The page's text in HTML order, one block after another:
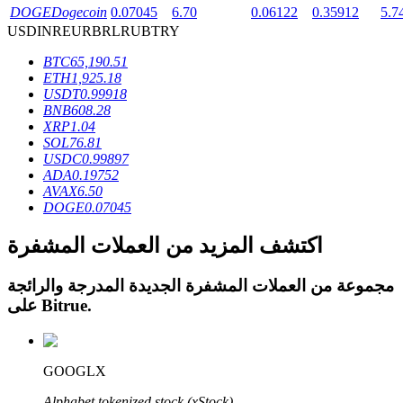
القروض
خدمة الاقتراض المدعومة بالعملات المشفرة
DOGEDogecoin 0.07045 6.70 0.06122 0.35912
USDINREURBRLRUBTRY
BTC65,190.51
ETH1,925.18
USDT0.99918
BNB608.28
XRP1.04
SOL76.81
USDC0.99897
ADA0.19752
AVAX6.50
DOGE0.07045
اكتشف المزيد من العملات المشفرة
مجموعة من العملات المشفرة الجديدة المدرجة والرائجة
Bitrue.
GOOGLX